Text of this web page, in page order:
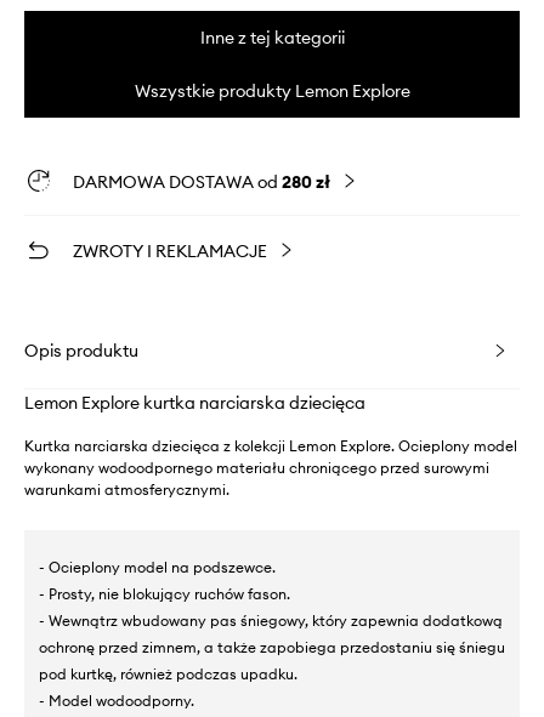
Inne z tej kategorii
Wszystkie produkty Lemon Explore
DARMOWA DOSTAWA od 280 zł
ZWROTY I REKLAMACJE
Opis produktu
Lemon Explore kurtka narciarska dziecięca
Kurtka narciarska dziecięca z kolekcji Lemon Explore. Ocieplony model
wykonany wodoodpornego materiału chroniącego przed surowymi
warunkami atmosferycznymi.
- Ocieplony model na podszewce.
- Prosty, nie blokujący ruchów fason.
- Wewnątrz wbudowany pas śniegowy, który zapewnia dodatkową
ochronę przed zimnem, a także zapobiega przedostaniu się śniegu
pod kurtkę, również podczas upadku.
- Model wodoodporny.